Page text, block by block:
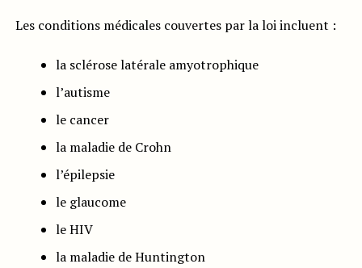
Les conditions médicales couvertes par la loi incluent :
la sclérose latérale amyotrophique
l’autisme
le cancer
la maladie de Crohn
l’épilepsie
le glaucome
le HIV
la maladie de Huntington